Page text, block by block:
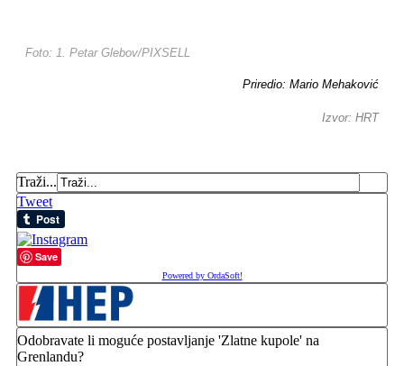
Foto: 1. Petar Glebov/PIXSELL
Priredio: Mario Mehaković
Izvor: HRT
Traži...
Tweet
Save
Powered by OrdaSoft!
Odobravate li moguće postavljanje 'Zlatne kupole' na
Grenlandu?